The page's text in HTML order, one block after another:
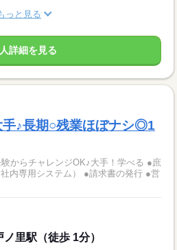
っと見る
詳細を見る
手♪長期○残業ほぼナシ◎1
からチャレンジOK♪大手！学べる ●庶
内専用システム） ●請求書の発行 ●営
里駅（徒歩 1分）